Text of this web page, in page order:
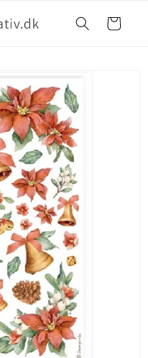
Indkøbskurv